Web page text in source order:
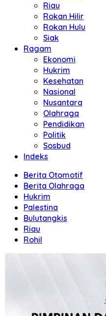
Riau
Rokan Hilir
Rokan Hulu
Siak
Ragam
Ekonomi
Hukrim
Kesehatan
Nasional
Nusantara
Olahraga
Pendidikan
Politik
Sosbud
Indeks
Berita Otomotif
Berita Olahraga
Hukrim
Palestina
Bulutangkis
Riau
Rohil